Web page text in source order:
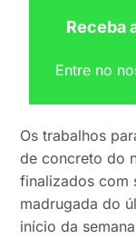
Receba
Entre no
Os trabalhos
de concreto do
finalizados com
madrugada do
início da